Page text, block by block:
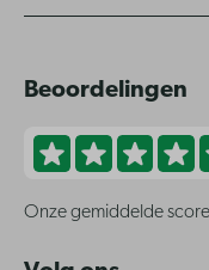
Beoordelingen
Onze gemiddelde